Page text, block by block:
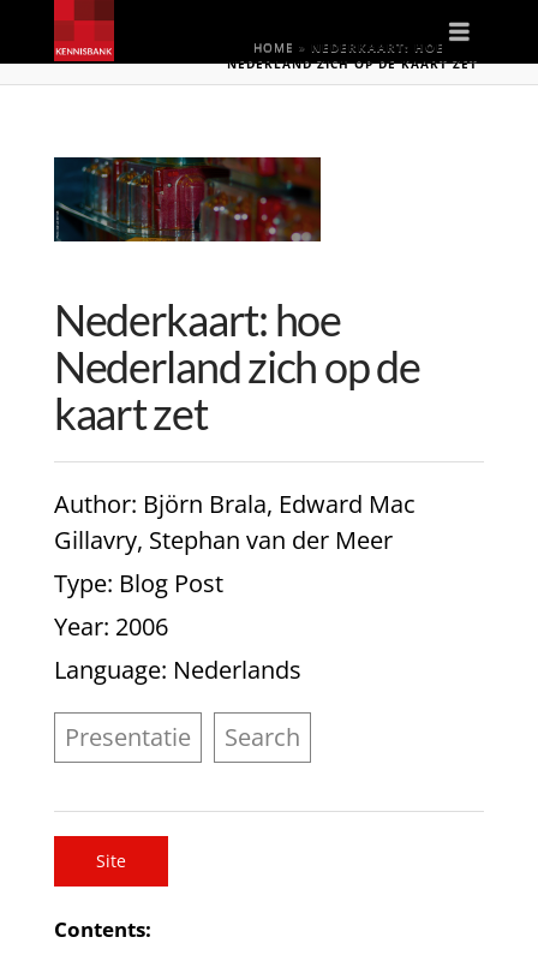
HOME » NEDERKAART: HOE
NEDERLAND ZICH OP DE KAART ZET
Nederkaart: hoe
Nederland zich op de
kaart zet
Author: Björn Brala, Edward Mac
Gillavry, Stephan van der Meer
Type: Blog Post
Year: 2006
Language: Nederlands
Presentatie Search
Site
Contents: